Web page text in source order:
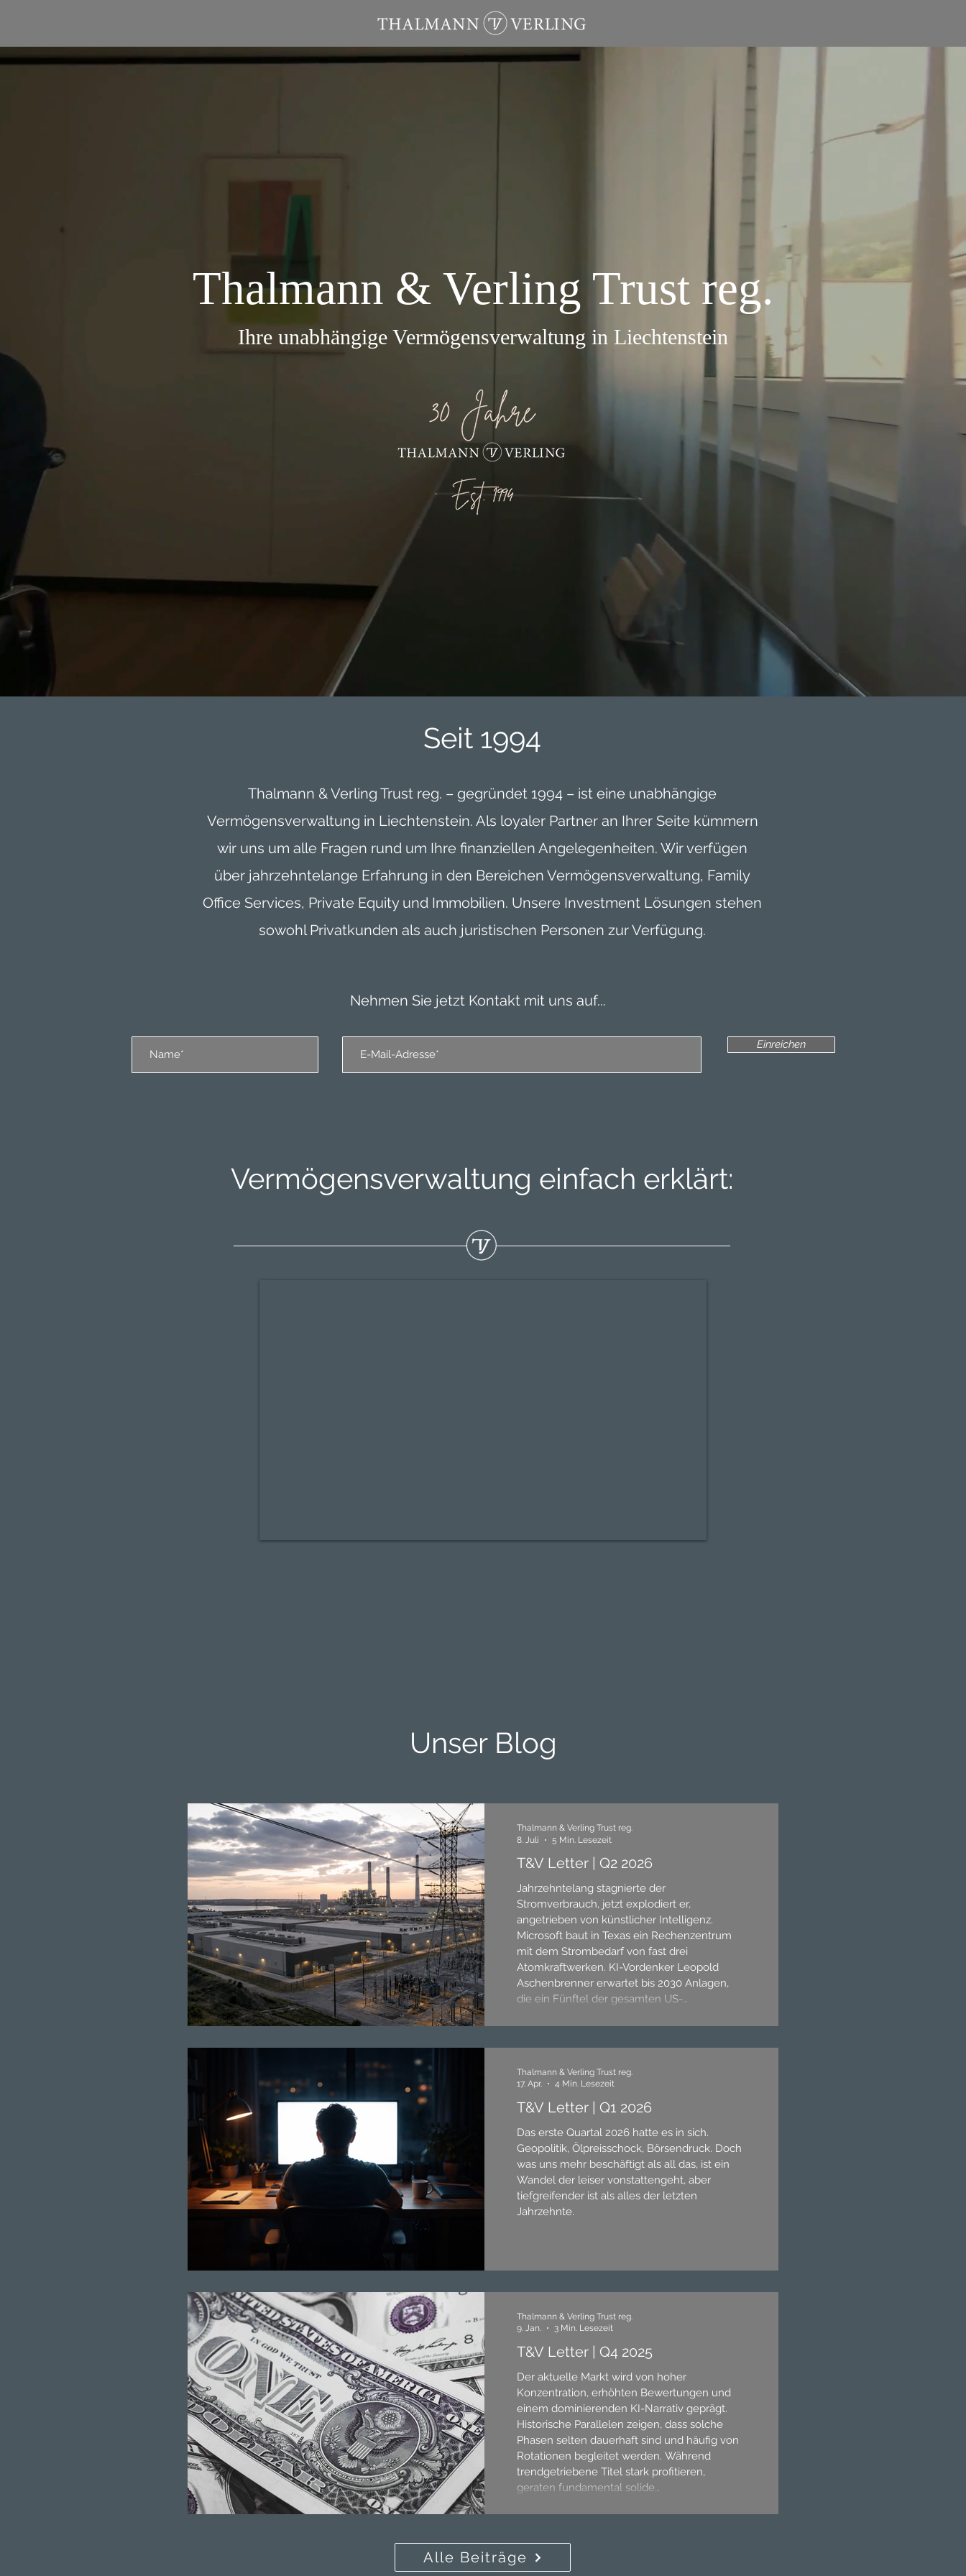
Thalmann & Verling Trust reg.
Ihre unabhängige Vermögensverwaltung in Liechtenstein
Seit 1994
Thalmann & Verling Trust reg. – gegründet 1994 – ist eine unabhängige
Vermögensverwaltung in Liechtenstein. Als loyaler Partner an Ihrer Seite kümmern
wir uns um alle Fragen rund um Ihre finanziellen Angelegenheiten. Wir verfügen
über jahrzehntelange Erfahrung in den Bereichen Vermögensverwaltung, Family
Office Services, Private Equity und Immobilien. Unsere Investment Lösungen stehen
sowohl Privatkunden als auch juristischen Personen zur Verfügung.
Nehmen Sie jetzt Kontakt mit uns auf...
Einreichen
Vermögensverwaltung einfach erklärt:
Unser Blog
T&V Letter | Q2 2026
Jahrzehntelang stagnierte der
Stromverbrauch, jetzt explodiert er,
angetrieben von künstlicher Intelligenz.
Microsoft baut in Texas ein Rechenzentrum
mit dem Strombedarf von fast drei
Atomkraftwerken. KI-Vordenker Leopold
Aschenbrenner erwartet bis 2030 Anlagen,
die ein Fünftel der gesamten US-
strategischen Ressource, ähnlich wie es das
Öl im 20. Jahrhundert war. Der T&V Letter Q2
Thalmann & Verling Trust reg.
8. Juli
5 Min. Lesezeit
T&V Letter | Q1 2026
Das erste Quartal 2026 hatte es in sich.
Geopolitik, Ölpreisschock, Börsendruck. Doch
was uns mehr beschäftigt als all das, ist ein
Wandel der leiser vonstattengeht, aber
tiefgreifender ist als alles der letzten
Jahrzehnte.
Thalmann & Verling Trust reg.
17. Apr.
4 Min. Lesezeit
T&V Letter | Q4 2025
Der aktuelle Markt wird von hoher
Konzentration, erhöhten Bewertungen und
einem dominierenden KI-Narrativ geprägt.
Historische Parallelen zeigen, dass solche
Phasen selten dauerhaft sind und häufig von
Rotationen begleitet werden. Während
trendgetriebene Titel stark profitieren,
geraten fundamental solide
Chancen abseits des Marktfokus.
Thalmann & Verling Trust reg.
9. Jan.
3 Min. Lesezeit
Alle Beiträge